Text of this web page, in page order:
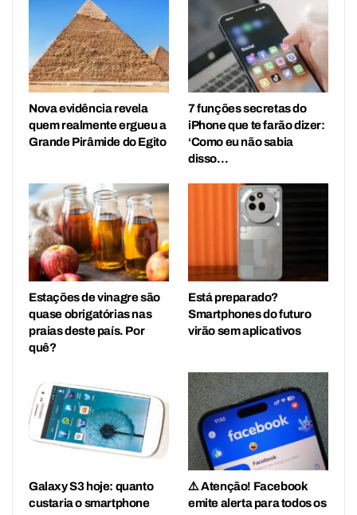
Nova evidência revela
quem realmente ergueu a
Grande Pirâmide do Egito
7 funções secretas do
iPhone que te farão dizer:
‘Como eu não sabia
disso…
Estações de vinagre são
quase obrigatórias nas
praias deste país. Por
quê?
Está preparado?
Smartphones do futuro
virão sem aplicativos
Galaxy S3 hoje: quanto
custaria o smartphone
⚠️ Atenção! Facebook
emite alerta para todos os